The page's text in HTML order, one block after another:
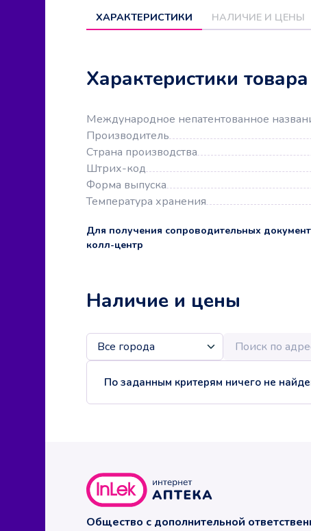
ХАРАКТЕРИСТИКИ НАЛИЧИЕ И ЦЕНЫ
Характеристики товара
Международное непатентованное
Производитель
Страна производства
Штрих-код
Форма выпуска
Температура хранения
Для получения сопроводительных
колл-центр
Наличие и цены
По заданным критерям ничего не
Общество с дополнительной